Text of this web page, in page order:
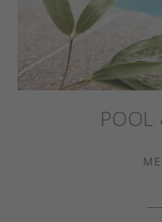
POOL